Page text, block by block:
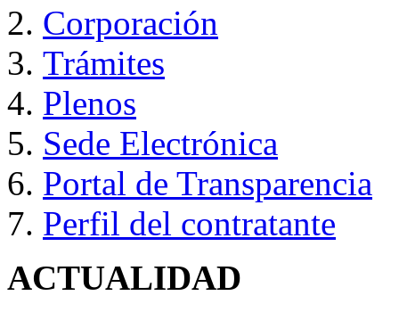
Corporación
Trámites
Plenos
Sede Electrónica
Portal de Transparencia
Perfil del contratante
ACTUALIDAD